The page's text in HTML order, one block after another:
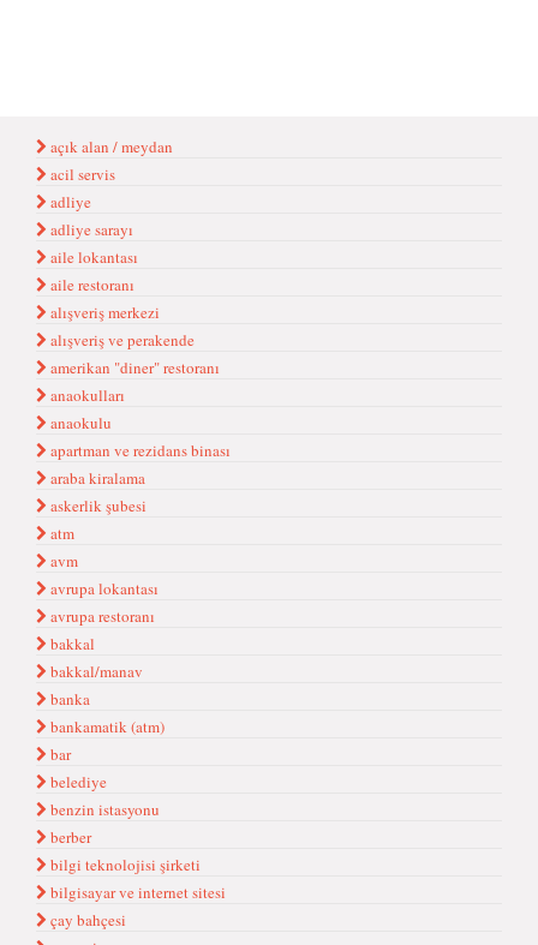
açık alan / meydan
acil servis
adliye
adliye sarayı
aile lokantası
aile restoranı
alışveriş merkezi
alışveriş ve perakende
amerikan "diner" restoranı
anaokulları
anaokulu
apartman ve rezidans binası
araba kiralama
askerlik şubesi
atm
avm
avrupa lokantası
avrupa restoranı
bakkal
bakkal/manav
banka
bankamatik (atm)
bar
belediye
benzin istasyonu
berber
bilgi teknolojisi şirketi
bilgisayar ve internet sitesi
çay bahçesi